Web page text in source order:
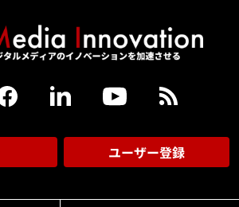
ユーザー登録